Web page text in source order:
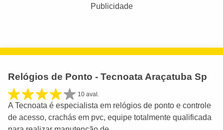
Publicidade
Relógios de Ponto - Tecnoata Araçatuba Sp
10 aval.
A Tecnoata é especialista em relógios de ponto e controle
de acesso, crachás em pvc, equipe totalmente qualificada